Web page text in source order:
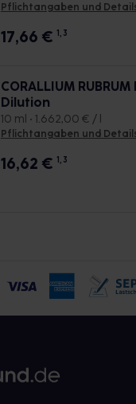
Pflichtangaben und
17,66 € 1, 3
CORALLIUM RUBRUM
Dilution
10 ml • 1.662,00 € / l
Pflichtangaben und
16,62 € 1, 3